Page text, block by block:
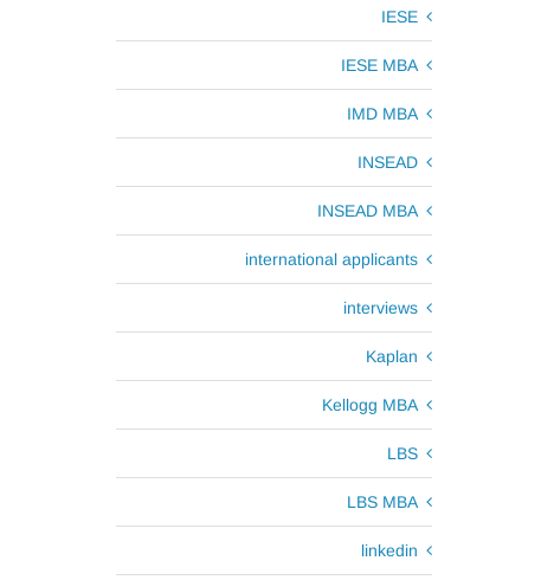
IESE
IESE MBA
IMD MBA
INSEAD
INSEAD MBA
international applicants
interviews
Kaplan
Kellogg MBA
LBS
LBS MBA
linkedin